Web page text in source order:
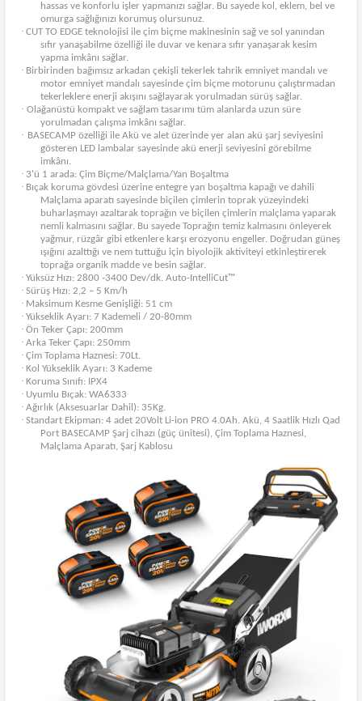
hassas ve konforlu işler yapmanızı sağlar. Bu sayede kol, eklem, bel ve
omurga sağlığınızı korumuş olursunuz.
· CUT TO EDGE teknolojisi ile çim biçme makinesinin sağ ve sol yanından
sıfır yanaşabilme özelliği ile duvar ve kenara sıfır yanaşarak kesim
yapma imkânı sağlar.
· Birbirinden bağımsız arkadan çekişli tekerlek tahrik emniyet mandalı ve
motor emniyet mandalı sayesinde çim biçme motorunu çalıştırmadan
tekerleklere enerji akışını sağlayarak yorulmadan sürüş sağlar.
· Olağanüstü kompakt ve sağlam tasarımı tüm alanlarda uzun süre
yorulmadan çalışma imkânı sağlar.
· BASECAMP özelliği ile Akü ve alet üzerinde yer alan akü şarj seviyesini
gösteren LED lambalar sayesinde akü enerji seviyesini görebilme
imkânı.
· 3'ü 1 arada: Çim Biçme/Malçlama/Yan Boşaltma
· Bıçak koruma gövdesi üzerine entegre yan boşaltma kapağı ve dahili
Malçlama aparatı sayesinde biçilen çimlerin toprak yüzeyindeki
buharlaşmayı azaltarak toprağın ve biçilen çimlerin malçlama yaparak
nemli kalmasını sağlar. Bu sayede Toprağın temiz kalmasını önleyerek
yağmur, rüzgâr gibi etkenlere karşı erozyonu engeller. Doğrudan güneş
ışığını azalttığı ve nem tuttuğu için biyolojik aktiviteyi etkinleştirerek
toprağa organik madde ve besin sağlar.
· Yüksüz Hızı: 2800 -3400 Dev/dk. Auto-IntelliCut™
· Sürüş Hızı: 2,2 – 5 Km/h
· Maksimum Kesme Genişliği: 51 cm
· Yükseklik Ayarı: 7 Kademeli / 20-80mm
· Ön Teker Çapı: 200mm
· Arka Teker Çapı: 250mm
· Çim Toplama Haznesi: 70Lt.
· Kol Yükseklik Ayarı: 3 Kademe
· Koruma Sınıfı: IPX4
· Uyumlu Bıçak: WA6333
· Ağırlık (Aksesuarlar Dahil): 35Kg.
· Standart Ekipman: 4 adet 20Volt Li-ion PRO 4.0Ah. Akü, 4 Saatlik Hızlı Qad
Port BASECAMP Şarj cihazı (güç ünitesi), Çim Toplama Haznesi,
Malçlama Aparatı, Şarj Kablosu